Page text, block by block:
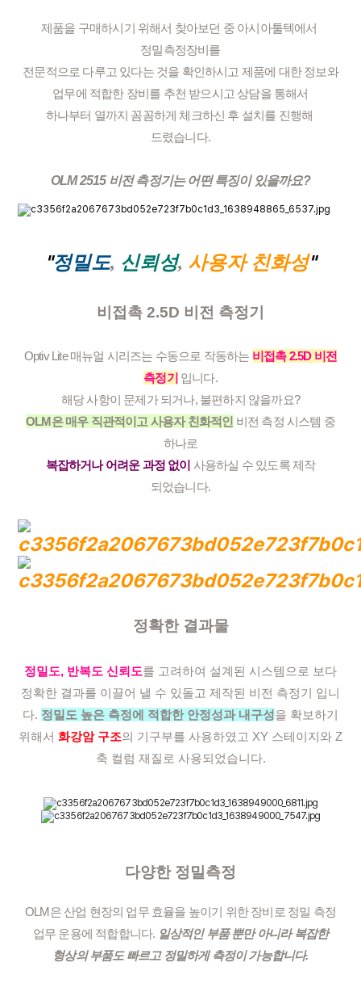
제품을 구매하시기 위해서 찾아보던 중 아시아툴텍에서
정밀측정장비를
전문적으로 다루고 있다는 것을 확인하시고 제품에 대한 정보와
업무에 적합한 장비를 추천 받으시고 상담을 통해서
하나부터 열까지 꼼꼼하게 체크하신 후 설치를 진행해
드렸습니다.
OLM 2515 비전 측정기는 어떤 특징이 있을까요?
"정밀도, 신뢰성, 사용자 친화성"
비접촉 2.5D 비전 측정기
Optiv Lite 매뉴얼 시리즈는 수동으로 작동하는 비접촉 2.5D 비전
측정기 입니다.
해당 사항이 문제가 되거나, 불편하지 않을까요?
OLM은 매우 직관적이고 사용자 친화적인 비전 측정 시스템 중
하나로
복잡하거나 어려운 과정 없이 사용하실 수 있도록 제작
되었습니다.
정확한 결과물
정밀도, 반복도 신뢰도를 고려하여 설계된 시스템으로 보다
정확한 결과를 이끌어 낼 수 있돌고 제작된 비전 측정기 입니
다. 정밀도 높은 측정에 적합한 안정성과 내구성을 확보하기
위해서 화강암 구조의 기구부를 사용하였고 XY 스테이지와 Z
축 컬럼 재질로 사용되었습니다.
다양한 정밀측정
OLM은 산업 현장의 업무 효율을 높이기 위한 장비로 정밀 측정
업무 운용에 적합합니다. 일상적인 부품 뿐만 아니라 복잡한
형상의 부품도 빠르고 정밀하게 측정이 가능합니다.